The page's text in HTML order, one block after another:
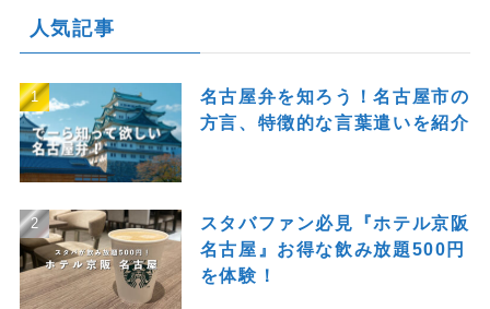
人気記事
名古屋弁を知ろう！名古屋市の
方言、特徴的な言葉遣いを紹介
スタバファン必見『ホテル京阪
名古屋』お得な飲み放題500円
を体験！